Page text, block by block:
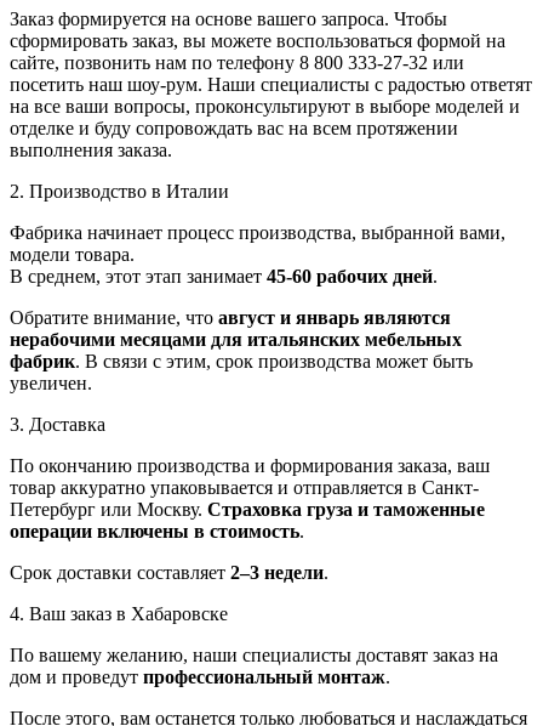
Заказ формируется на основе вашего запроса. Чтобы
сформировать заказ, вы можете воспользоваться формой на
сайте, позвонить нам по телефону 8 800 333-27-32 или
посетить наш шоу-рум. Наши специалисты с радостью ответят
на все ваши вопросы, проконсультируют в выборе моделей и
отделке и буду сопровождать вас на всем протяжении
выполнения заказа.
2. Производство в Италии
Фабрика начинает процесс производства, выбранной вами,
модели товара.
В среднем, этот этап занимает 45-60 рабочих дней.
Обратите внимание, что август и январь являются
нерабочими месяцами для итальянских мебельных
фабрик. В связи с этим, срок производства может быть
увеличен.
3. Доставка
По окончанию производства и формирования заказа, ваш
товар аккуратно упаковывается и отправляется в Санкт-
Петербург или Москву. Страховка груза и таможенные
операции включены в стоимость.
Срок доставки составляет 2–3 недели.
4. Ваш заказ в Хабаровске
По вашему желанию, наши специалисты доставят заказ на
дом и проведут профессиональный монтаж.
После этого, вам останется только любоваться и наслаждаться